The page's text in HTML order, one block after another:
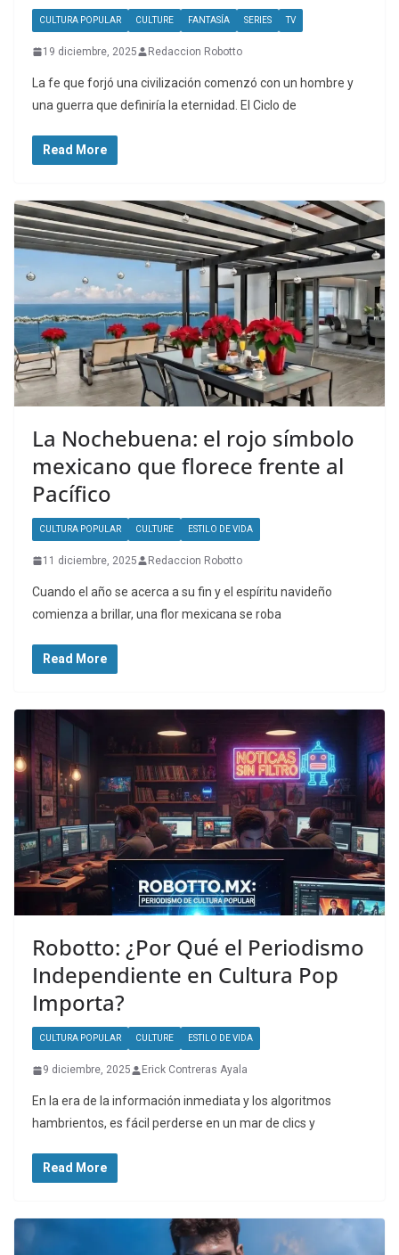
CULTURA POPULAR CULTURE FANTASÍA SERIES TV
19 diciembre, 2025 Redaccion Robotto
La fe que forjó una civilización comenzó con un hombre y
una guerra que definiría la eternidad. El Ciclo de
Read More
La Nochebuena: el rojo símbolo
mexicano que florece frente al
Pacífico
CULTURA POPULAR CULTURE ESTILO DE VIDA
11 diciembre, 2025 Redaccion Robotto
Cuando el año se acerca a su fin y el espíritu navideño
comienza a brillar, una flor mexicana se roba
Read More
Robotto: ¿Por Qué el Periodismo
Independiente en Cultura Pop
Importa?
CULTURA POPULAR CULTURE ESTILO DE VIDA
9 diciembre, 2025 Erick Contreras Ayala
En la era de la información inmediata y los algoritmos
hambrientos, es fácil perderse en un mar de clics y
Read More